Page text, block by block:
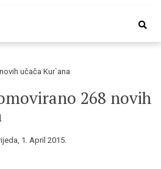
Bijeljina
učača Kur`ana
268 novih
1. April 2015.